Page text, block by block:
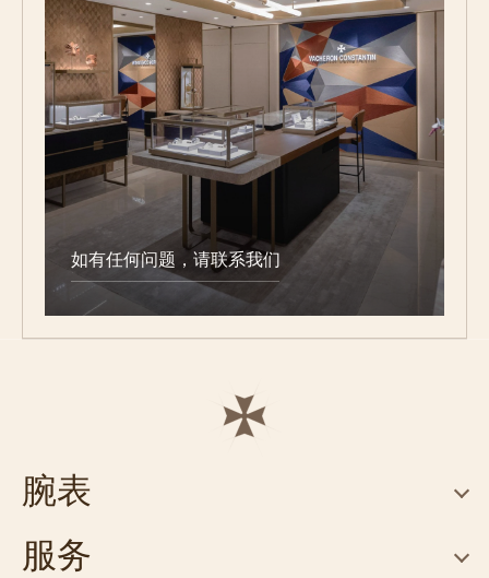
如有任何问题，请联系我们
腕表
服务